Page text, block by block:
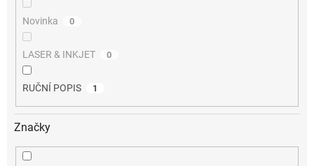
Novinka 0
LASER & INKJET 0
RUČNÍ POPIS 1
Značky